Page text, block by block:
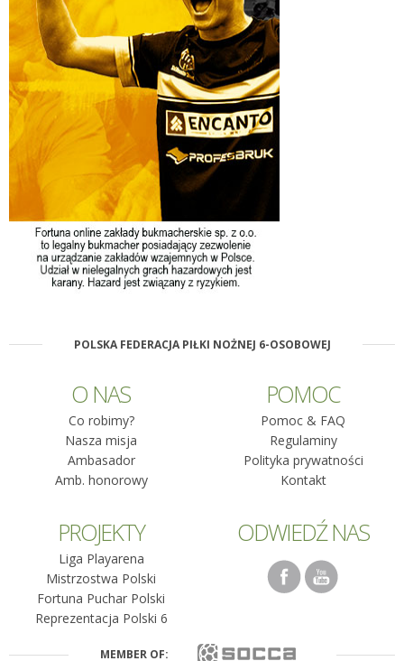
POLSKA FEDERACJA PIŁKI NOŻNEJ 6-OSOBOWEJ
O NAS
Co robimy?
Nasza misja
Ambasador
Amb. honorowy
POMOC
Pomoc & FAQ
Regulaminy
Polityka prywatności
Kontakt
PROJEKTY
Liga Playarena
Mistrzostwa Polski
Fortuna Puchar Polski
Reprezentacja Polski 6
ODWIEDŹ NAS
MEMBER OF: